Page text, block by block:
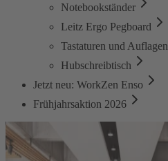
Notebookständer
Leitz Ergo Pegboard
Tastaturen und Auflagen
Hubschreibtisch
Jetzt neu: WorkZen Enso
Frühjahrsaktion 2026